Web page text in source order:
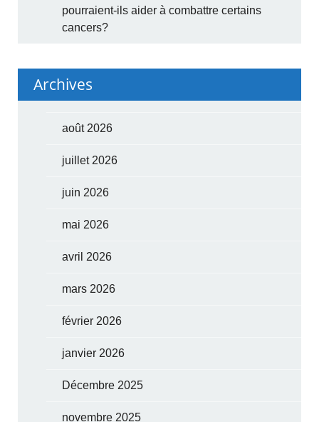
pourraient-ils aider à combattre certains
cancers?
Archives
août 2026
juillet 2026
juin 2026
mai 2026
avril 2026
mars 2026
février 2026
janvier 2026
Décembre 2025
novembre 2025